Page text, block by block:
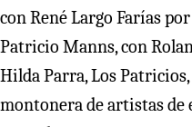
con René Largo Farías
Patricio Manns, con
Hilda Parra, Los
montonera de artistas de